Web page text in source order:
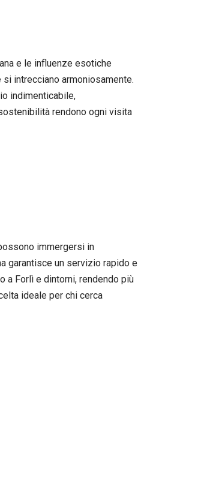
e le influenze esotiche
intrecciano armoniosamente.
indimenticabile,
rendono ogni visita
immergersi in
garantisce un servizio rapido e
a Forlì e dintorni, rendendo più
ideale per chi cerca